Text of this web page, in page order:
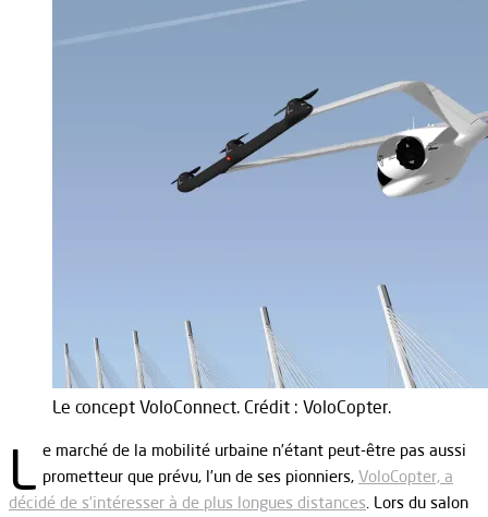
Le concept VoloConnect. Crédit : VoloCopter.
L e marché de la mobilité urbaine n’étant peut-être pas aussi
prometteur que prévu, l’un de ses pionniers, VoloCopter, a
décidé de s’intéresser à de plus longues distances. Lors du salon